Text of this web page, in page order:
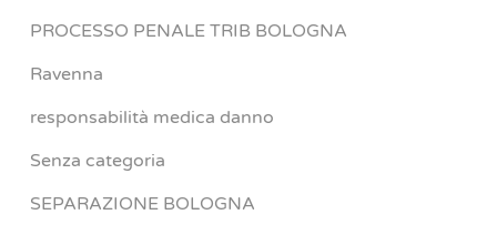
PROCESSO PENALE TRIB BOLOGNA
Ravenna
responsabilità medica danno
Senza categoria
SEPARAZIONE BOLOGNA